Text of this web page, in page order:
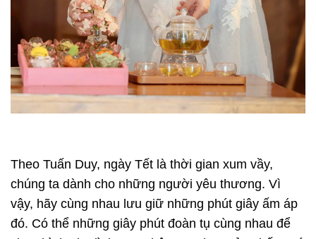
Theo Tuấn Duy, ngày Tết là thời gian xum vầy,
chúng ta dành cho những người yêu thương. Vì
vậy, hãy cùng nhau lưu giữ những phút giây ấm áp
đó. Có thể những giây phút đoàn tụ cùng nhau để